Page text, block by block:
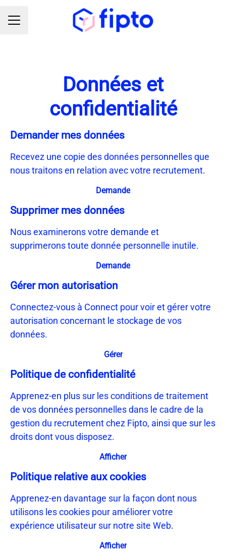
MENU CARRIÈRE
Données et
confidentialité
Demander mes données
Recevez une copie des données personnelles que
nous traitons en relation avec votre recrutement.
Demande
Supprimer mes données
Nous examinerons votre demande et
supprimerons toute donnée personnelle inutile.
Demande
Gérer mon autorisation
Connectez-vous à Connect pour voir et gérer votre
autorisation concernant le stockage de vos
données.
Gérer
Politique de confidentialité
Apprenez-en plus sur les conditions de traitement
de vos données personnelles dans le cadre de la
gestion du recrutement chez Fipto, ainsi que sur les
droits dont vous disposez.
Afficher
Politique relative aux cookies
Apprenez-en davantage sur la façon dont nous
utilisons les cookies pour améliorer votre
expérience utilisateur sur notre site Web.
Afficher